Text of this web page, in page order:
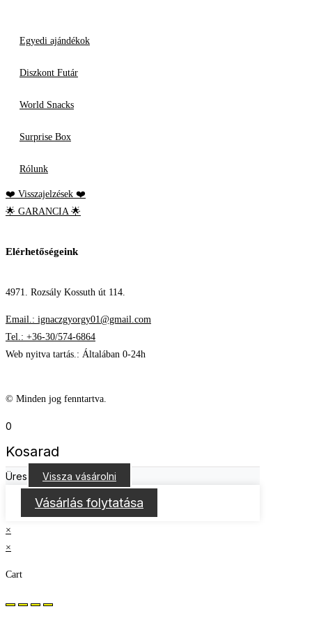
Egyedi ajándékok
Diszkont Futár
World Snacks
Surprise Box
Rólunk
❤️ Visszajelzések ❤️
🌟 GARANCIA 🌟
Elérhetőségeink
4971. Rozsály Kossuth út 114.
Email.: ignaczgyorgy01@gmail.com
Tel.: +36-30/574-6864
Web nyitva tartás.: Általában 0-24h
© Minden jog fenntartva.
0
Kosarad
Üres Vissza vásárolni
Vásárlás folytatása
×
×
Cart